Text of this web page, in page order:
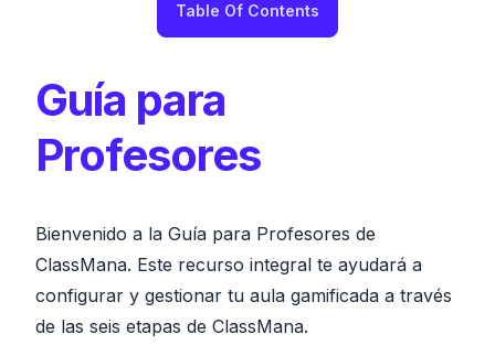
Table Of Contents
Guía para
Profesores
Bienvenido a la Guía para Profesores de
ClassMana. Este recurso integral te ayudará a
configurar y gestionar tu aula gamificada a través
de las seis etapas de ClassMana.